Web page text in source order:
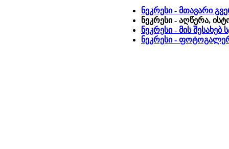
ნეკრესი - მთავარი
ნეკრესი - აღწერა,
ნეკრესი - მის
ნეკრესი -